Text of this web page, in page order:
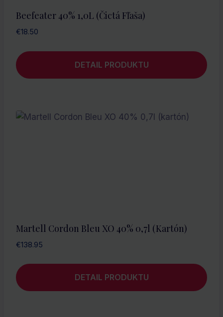
Beefeater 40% 1,0L (čictá Fľaša)
€18.50
DETAIL PRODUKTU
Martell Cordon Bleu XO 40% 0,7l (kartón)
€138.95
DETAIL PRODUKTU